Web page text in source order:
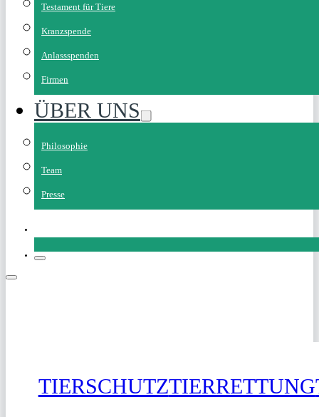
Testament für Tiere
Kranzspende
Anlassspenden
Firmen
ÜBER UNS
Philosophie
Team
Presse
TIERSCHUTZTIERRETTUNG